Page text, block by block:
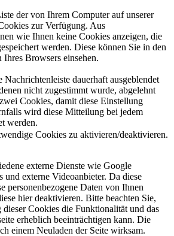
der von Ihrem Computer auf unserer
zur Verfügung. Aus
wie Ihnen keine Cookies anzeigen, die
werden. Diese können Sie in den
Ihres Browsers einsehen.
dauerhaft ausgeblendet
nicht zugestimmt wurde, abgelehnt
Cookies, damit diese Einstellung
wird diese Mitteilung bei jedem
werden.
Cookies zu aktivieren/deaktivieren.
externe Dienste wie Google
und externe Videoanbieter. Da diese
personenbezogene Daten von Ihnen
hier deaktivieren. Bitte beachten Sie,
dieser Cookies die Funktionalität und das
erheblich beeinträchtigen kann. Die
einem Neuladen der Seite wirksam.